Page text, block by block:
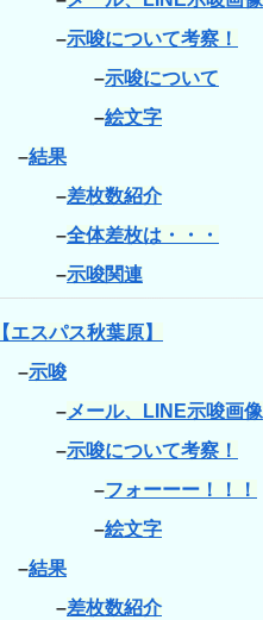
–示唆について考察！
–示唆について
–絵文字
–結果
–差枚数紹介
–全体差枚は・・・
–示唆関連
【エスパス秋葉原】
–示唆
–メール、LINE示唆画像
–示唆について考察！
–フォーーー！！！
–絵文字
–結果
–差枚数紹介